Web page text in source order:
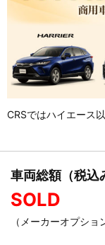
CRSではハイエース
車両総額（税込
SOLD
（メーカーオプショ